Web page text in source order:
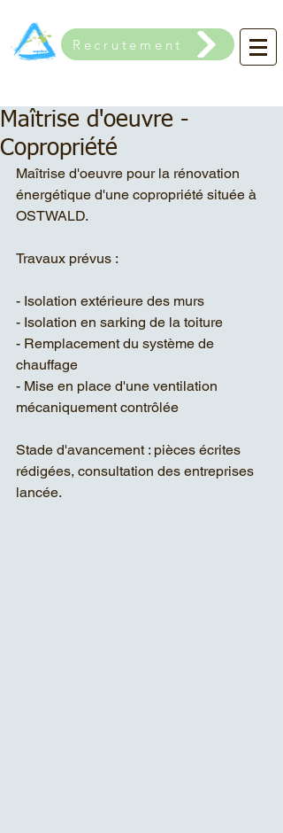
Recrutement
Maîtrise d'oeuvre -
Copropriété
Maîtrise d'oeuvre pour la rénovation
énergétique d'une copropriété située à
OSTWALD.
Travaux prévus :
- Isolation extérieure des murs
- Isolation en sarking de la toiture
- Remplacement du système de
chauffage
- Mise en place d'une ventilation
mécaniquement contrôlée
Stade d'avancement : pièces écrites
rédigées, consultation des entreprises
lancée.